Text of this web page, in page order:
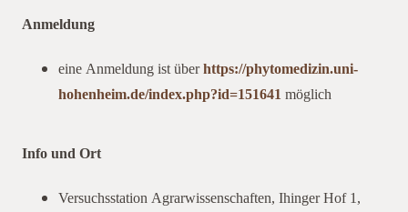
Anmeldung
eine Anmeldung ist überhttps://phytomedizin.uni-
hohenheim.de/index.php?id=151641 möglich
Info und Ort
Versuchsstation Agrarwissenschaften, Ihinger Hof 1,